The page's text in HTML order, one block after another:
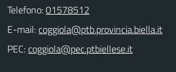
Telefono:01578512
E-mail:
PEC: